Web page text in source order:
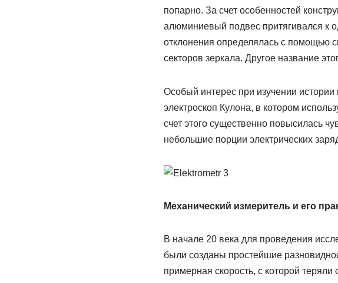
попарно. За счет особенностей
алюминиевый подвес притягивался к
отклонения определялась с помощью
секторов зеркала. Другое название
Особый интерес при изучении истории
электроскоп Кулона, в котором
счет этого существенно повысилась
небольшие порции электрических
Механический измеритель и его
В начале 20 века для проведения
были созданы простейшие
примерная скорость, с которой